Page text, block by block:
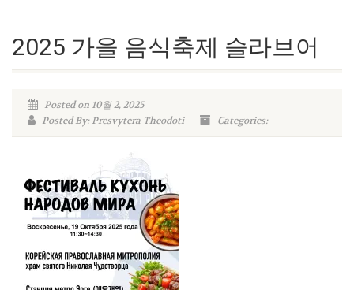
2025 가을 음식축제 슬라브어
Posted on 10월 2, 2025
Posted By: Presvytera Theodoti
Categories: